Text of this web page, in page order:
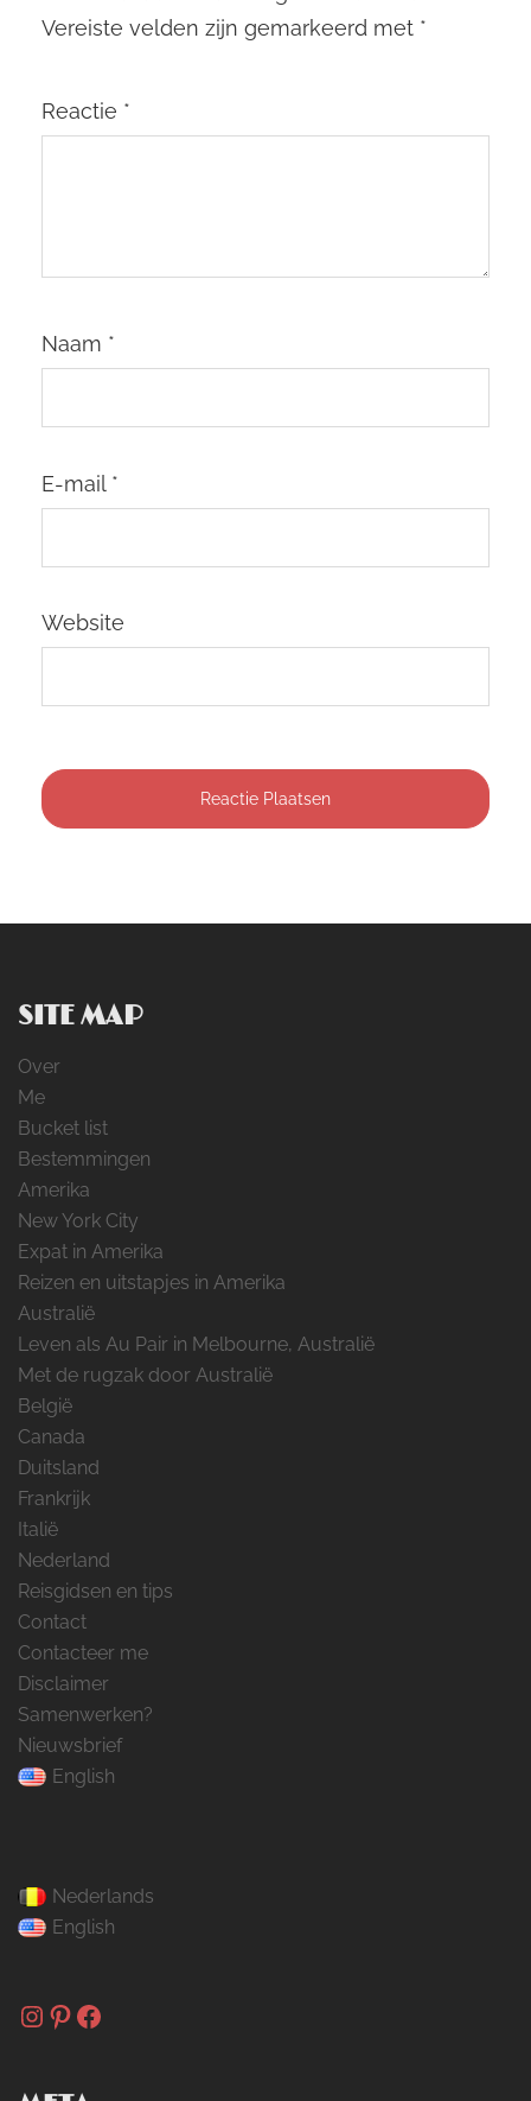
Vereiste velden zijn gemarkeerd met *
Reactie *
Naam *
E-mail *
Website
SITE MAP
Over
Me
Bucket list
Bestemmingen
Amerika
New York City
Expat in Amerika
Reizen en uitstapjes in Amerika
Australië
Leven als Au Pair in Melbourne, Australië
Met de rugzak door Australië
België
Canada
Duitsland
Frankrijk
Italië
Nederland
Reisgidsen en tips
Contact
Contacteer me
Disclaimer
Samenwerken?
Nieuwsbrief
English
Nederlands
English
Instagram
Pinterest
Facebook